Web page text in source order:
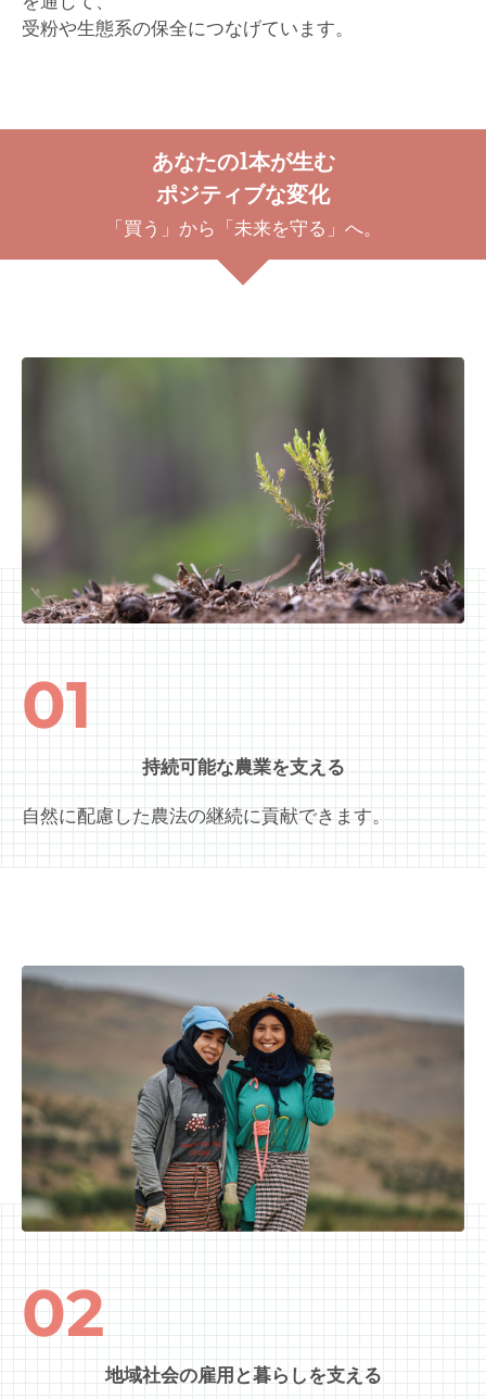
受粉や生態系の保全につなげています。
あなたの1本が生む
ポジティブな変化
「買う」から「未来を守る」へ。
01
持続可能な農業を支える
自然に配慮した農法の継続に貢献できます。
02
地域社会の雇用と暮らしを支える